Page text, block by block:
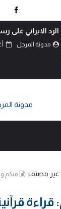
الايراني على
مدونة المرجل أغسطس
غير مصنف
منكم
قراءة